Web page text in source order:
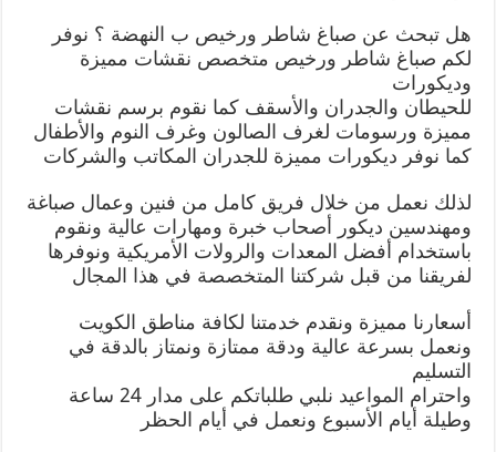
هل تبحث عن صباغ شاطر ورخيص ب النهضة ؟ نوفر
لكم صباغ شاطر ورخيص متخصص نقشات مميزة
وديكورات
للحيطان والجدران والأسقف كما نقوم برسم نقشات
مميزة ورسومات لغرف الصالون وغرف النوم والأطفال
كما نوفر ديكورات مميزة للجدران المكاتب والشركات
لذلك نعمل من خلال فريق كامل من فنين وعمال صباغة
ومهندسين ديكور أصحاب خبرة ومهارات عالية ونقوم
باستخدام أفضل المعدات والرولات الأمريكية ونوفرها
لفريقنا من قبل شركتنا المتخصصة في هذا المجال
أسعارنا مميزة ونقدم خدمتنا لكافة مناطق الكويت
ونعمل بسرعة عالية ودقة ممتازة ونمتاز بالدقة في
التسليم
واحترام المواعيد نلبي طلباتكم على مدار 24 ساعة
وطيلة أيام الأسبوع ونعمل في أيام الحظر